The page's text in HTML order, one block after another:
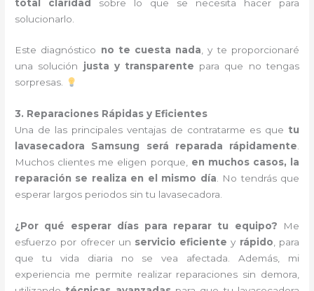
total claridad sobre lo que se necesita hacer para
solucionarlo.
Este diagnóstico no te cuesta nada, y te proporcionaré
una solución justa y transparente para que no tengas
sorpresas.
3. Reparaciones Rápidas y Eficientes
Una de las principales ventajas de contratarme es que tu
lavasecadora Samsung será reparada rápidamente.
Muchos clientes me eligen porque, en muchos casos, la
reparación se realiza en el mismo día. No tendrás que
esperar largos periodos sin tu lavasecadora.
¿Por qué esperar días para reparar tu equipo? Me
esfuerzo por ofrecer un servicio eficiente y rápido , para
que tu vida diaria no se vea afectada. Además, mi
experiencia me permite realizar reparaciones sin demora,